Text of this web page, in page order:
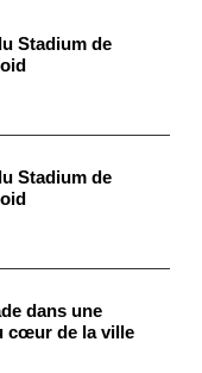
Stadium de
Stadium de
dans une
cœur de la ville